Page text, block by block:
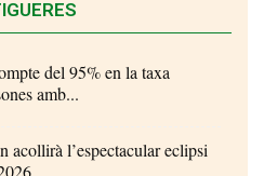
del 95% en la taxa
amb...
acollirà l’espectacular eclipsi